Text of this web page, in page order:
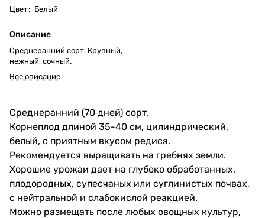
Цвет: Белый
Описание
Среднеранний сорт. Крупный,
нежный, сочный.
Все описание
Среднеранний (70 дней) сорт.
Корнеплод длиной 35-40 см, цилиндрический,
белый, с приятным вкусом редиса.
Рекомендуется выращивать на гребнях земли.
Хорошие урожаи дает на глубоко обработанных,
плодородных, супесчаных или суглинистых почвах,
с нейтральной и слабокислой реакцией.
Можно размещать после любых овощных культур,